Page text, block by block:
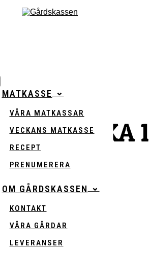
MATKASSE
VÅRA MATKASSAR
VECKANS MATKASSE
RECEPT
PRENUMERERA
OM GÅRDSKASSEN
KONTAKT
VÅRA GÅRDAR
LEVERANSER
VECKA